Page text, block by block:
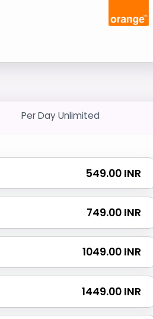
Per Day Unlimited
₹ 549.00 INR
₹ 749.00 INR
₹ 1049.00 INR
₹ 1449.00 INR